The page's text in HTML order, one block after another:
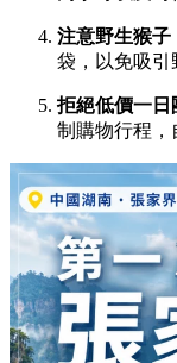
注意野生猴子
袋，以免吸引
拒絕低價一日
制購物行程，